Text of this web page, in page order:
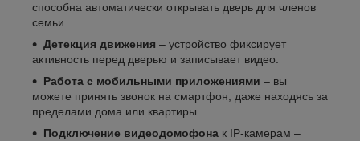
способна автоматически открывать дверь для членов
семьи.
Детекция движения – устройство фиксирует
активность перед дверью и записывает видео.
Работа с мобильными приложениями – вы
можете принять звонок на смартфон, даже находясь за
пределами дома или квартиры.
Подключение видеодомофона к IP-камерам –